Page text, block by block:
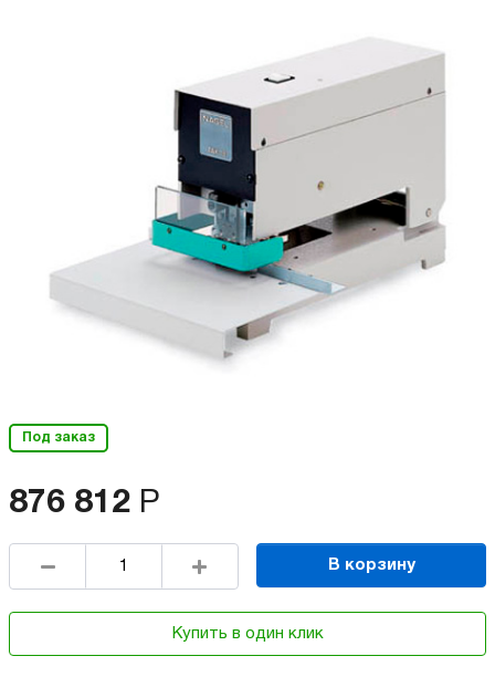
Под заказ
876 812 Р
В корзину
Купить в один клик